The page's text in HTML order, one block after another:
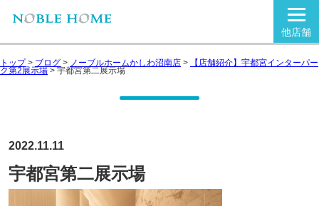
他店舗
トップ> ブログ > ノーブルホームかしわ沼南店 > 【店舗紹介】宇都宮インターパー
ク第2展示場 > 宇都宮第二展示場
2022.11.11
宇都宮第二展示場